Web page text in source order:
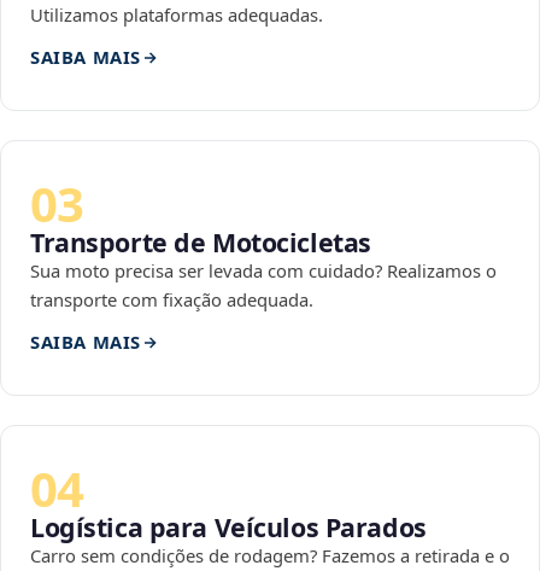
Utilizamos plataformas adequadas.
SAIBA MAIS
03
Transporte de Motocicletas
Sua moto precisa ser levada com cuidado? Realizamos o
transporte com fixação adequada.
SAIBA MAIS
04
Logística para Veículos Parados
Carro sem condições de rodagem? Fazemos a retirada e o